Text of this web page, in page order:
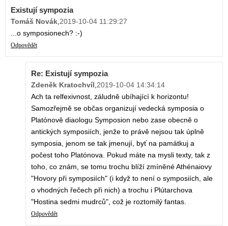
Existují sympozia
Tomáš Novák,2019-10-04 11:29:27
...o symposionech? :-)
Odpovědět
Re: Existují sympozia
Zdeněk Kratochvíl,2019-10-04 14:34:14
Ach ta relfexivnost, záludně ubíhající k horizontu!
Samozřejmě se občas organizují vedecká symposia o
Platónově diaologu Symposion nebo zase obecně o
antických symposiích, jenže to právě nejsou tak úplně
symposia, jenom se tak jmenují, byť na památkuj a
počest toho Platónova. Pokud máte na mysli texty, tak z
toho, co znám, se tomu trochu blíží zmíněné Athénaiovy
"Hovory při symposiích" (i když to není o symposiích, ale
o vhodných řečech při nich) a trochu i Plútarchova
"Hostina sedmi mudrců", což je roztomilý fantas.
Odpovědět